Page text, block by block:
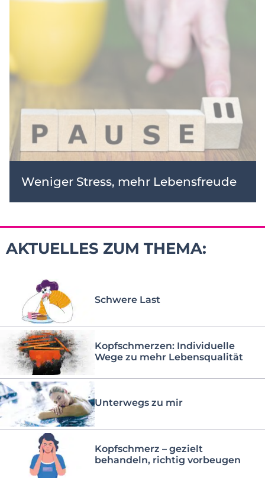
Weniger Stress, mehr Lebensfreude
AKTUELLES ZUM THEMA:
Schwere Last
Kopfschmerzen: Individuelle
Wege zu mehr Lebensqualität
Unterwegs zu mir
Kopfschmerz – gezielt
behandeln, richtig vorbeugen